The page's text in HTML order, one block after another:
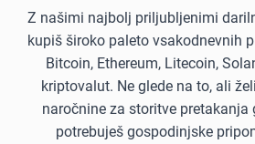
Z našimi najbolj priljubljenimi
kupiš široko paleto vsakodnevnih
Bitcoin, Ethereum, Litecoin,
kriptovalut. Ne glede na to, ali
naročnine za storitve pretakanja
potrebuješ gospodinjske